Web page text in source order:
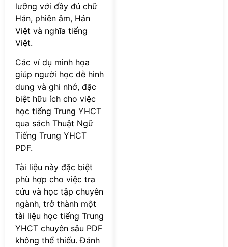
lưỡng với đầy đủ chữ
Hán, phiên âm, Hán
Việt và nghĩa tiếng
Việt.
Các ví dụ minh họa
giúp người học dễ hình
dung và ghi nhớ, đặc
biệt hữu ích cho việc
học tiếng Trung YHCT
qua sách Thuật Ngữ
Tiếng Trung YHCT
PDF.
Tài liệu này đặc biệt
phù hợp cho việc tra
cứu và học tập chuyên
ngành, trở thành một
tài liệu học tiếng Trung
YHCT chuyên sâu PDF
không thể thiếu. Đánh